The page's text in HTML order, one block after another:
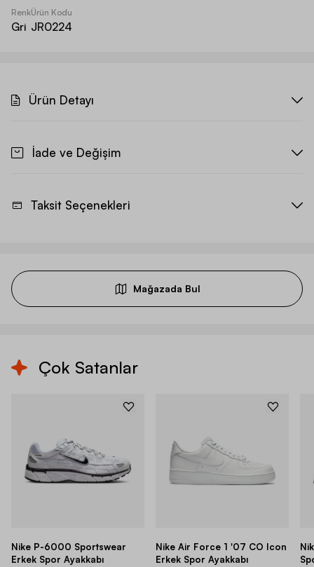
Renk
Gri
Ürün Kodu
JR0224
Ürün Detayı
İade ve Değişim
Taksit Seçenekleri
Mağazada Bul
Çok Satanlar
Nike P-6000 Sportswear
Erkek Spor Ayakkabı
Nike Air Force 1 '07 CO Icon
Erkek Spor Ayakkabı